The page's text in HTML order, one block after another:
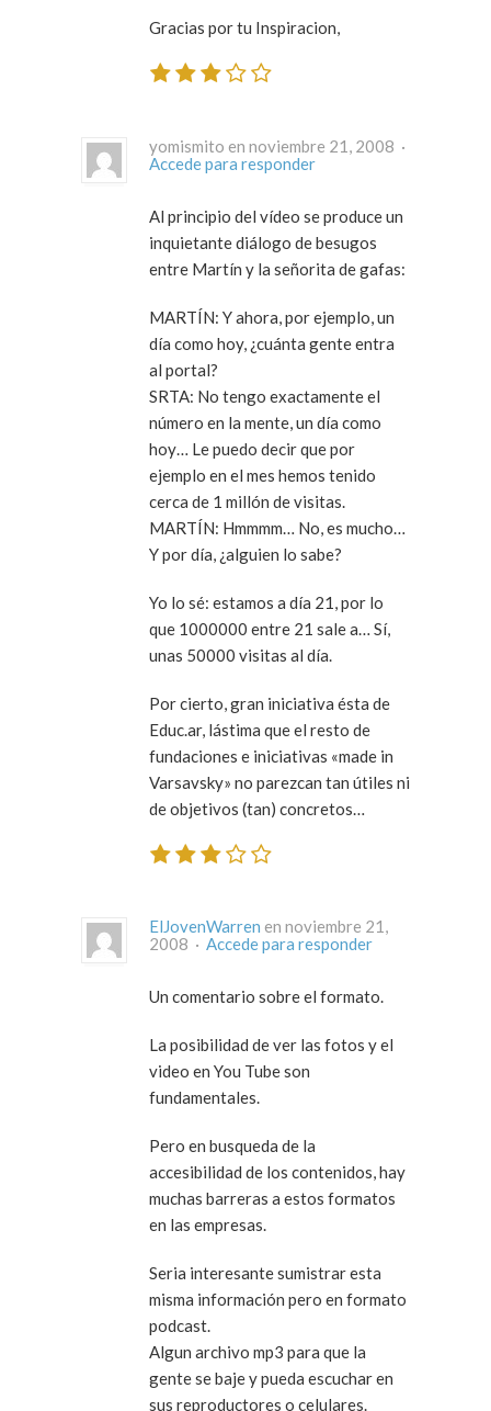
Gracias por tu Inspiracion,
yomismito en noviembre 21, 2008 ·
Accede para responder
Al principio del vídeo se produce un
inquietante diálogo de besugos
entre Martín y la señorita de gafas:
MARTÍN: Y ahora, por ejemplo, un
día como hoy, ¿cuánta gente entra
al portal?
SRTA: No tengo exactamente el
número en la mente, un día como
hoy… Le puedo decir que por
ejemplo en el mes hemos tenido
cerca de 1 millón de visitas.
MARTÍN: Hmmmm… No, es mucho…
Y por día, ¿alguien lo sabe?
Yo lo sé: estamos a día 21, por lo
que 1000000 entre 21 sale a… Sí,
unas 50000 visitas al día.
Por cierto, gran iniciativa ésta de
Educ.ar, lástima que el resto de
fundaciones e iniciativas «made in
Varsavsky» no parezcan tan útiles ni
de objetivos (tan) concretos…
ElJovenWarren en noviembre 21,
2008 · Accede para responder
Un comentario sobre el formato.
La posibilidad de ver las fotos y el
video en You Tube son
fundamentales.
Pero en busqueda de la
accesibilidad de los contenidos, hay
muchas barreras a estos formatos
en las empresas.
Seria interesante sumistrar esta
misma información pero en formato
podcast.
Algun archivo mp3 para que la
gente se baje y pueda escuchar en
sus reproductores o celulares.